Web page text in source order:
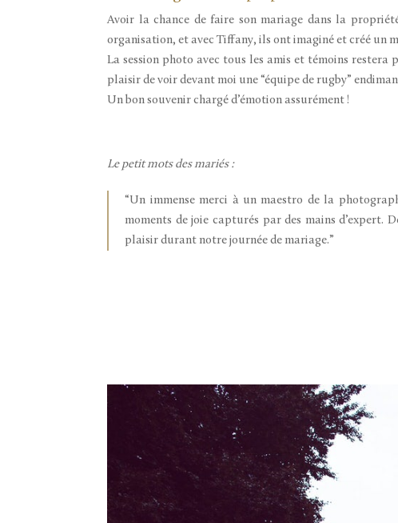
Avoir la chance de faire son mariage dans la
organisation, et avec Tiffany, ils ont imaginé et créé
La session photo avec tous les amis et témoins
plaisir de voir devant moi une “équipe de rugby”
Un bon souvenir chargé d’émotion assurément !
Le petit mots des mariés :
“Un immense merci à un maestro de la
moments de joie capturés par des mains d’expert.
plaisir durant notre journée de mariage.”